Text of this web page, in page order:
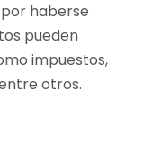
haberse
pueden
impuestos,
otros.